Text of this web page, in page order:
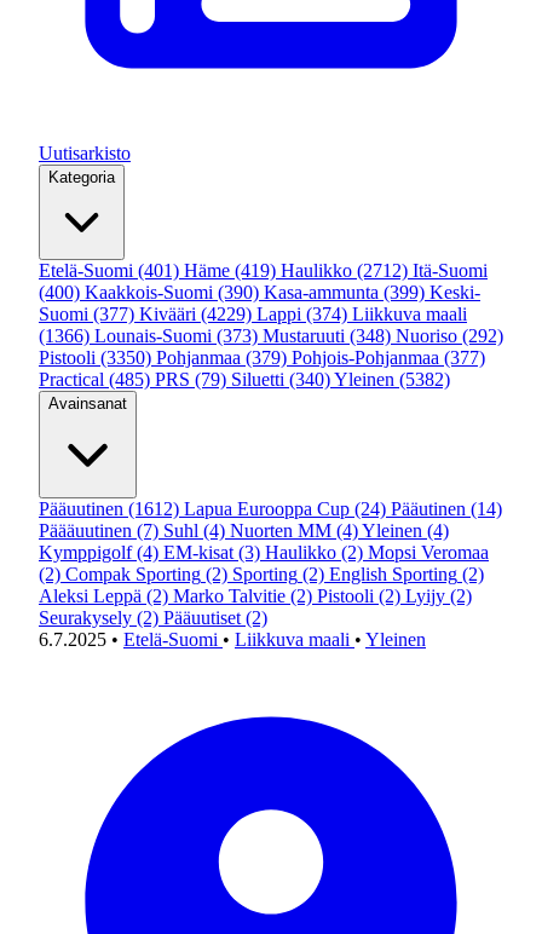
Uutisarkisto
Kategoria
Etelä-Suomi (401) Häme (419) Haulikko (2712) Itä-Suomi
(400) Kaakkois-Suomi (390) Kasa-ammunta (399) Keski-
Suomi (377) Kivääri (4229) Lappi (374) Liikkuva maali
(1366) Lounais-Suomi (373) Mustaruuti (348) Nuoriso (292)
Pistooli (3350) Pohjanmaa (379) Pohjois-Pohjanmaa (377)
Practical (485) PRS (79) Siluetti (340)Yleinen (5382)
Avainsanat
Pääuutinen (1612) Lapua Eurooppa Cup (24) Pääutinen (14)
Päääuutinen (7) Suhl (4) Nuorten MM (4)Yleinen (4)
Kymppigolf (4) EM-kisat (3) Haulikko (2) Mopsi Veromaa
(2) Compak Sporting (2) Sporting (2) English Sporting (2)
Aleksi Leppä (2) Marko Talvitie (2) Pistooli (2) Lyijy (2)
Seurakysely (2) Pääuutiset (2)
6.7.2025 • Etelä-Suomi • Liikkuva maali • Yleinen